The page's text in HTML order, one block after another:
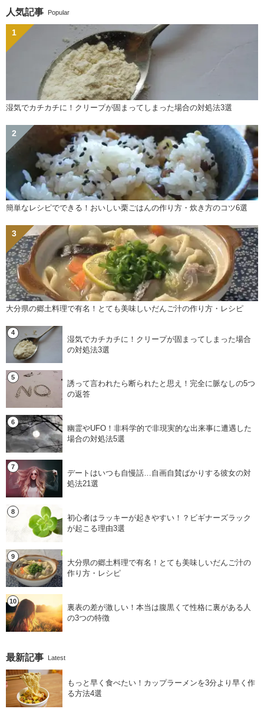
人気記事 Popular
湿気でカチカチに！クリープが固まってしまった場合の対処法3選
簡単なレシピでできる！おいしい栗ごはんの作り方・炊き方のコツ6選
大分県の郷土料理で有名！とても美味しいだんご汁の作り方・レシピ
湿気でカチカチに！クリープが固まってしまった場合
の対処法3選
誘って言われたら断られたと思え！完全に脈なしの5つ
の返答
幽霊やUFO！非科学的で非現実的な出来事に遭遇した
場合の対処法5選
デートはいつも自慢話…自画自賛ばかりする彼女の対
処法21選
初心者はラッキーが起きやすい！？ビギナーズラック
が起こる理由3選
大分県の郷土料理で有名！とても美味しいだんご汁の
作り方・レシピ
裏表の差が激しい！本当は腹黒くて性格に裏がある人
の3つの特徴
最新記事 Latest
もっと早く食べたい！カップラーメンを3分より早く作
る方法4選